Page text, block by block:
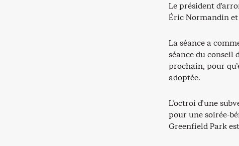
Le président
Éric Normandin et
La séance a
séance du conseil
prochain, pour
adoptée.
L’octroi d’une
pour une soirée-
Greenfield Park